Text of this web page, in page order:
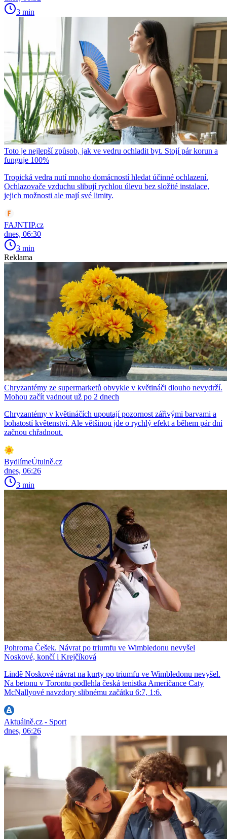
3 min
Toto je nejlepší způsob, jak ve vedru ochladit byt. Stojí pár korun a
funguje 100%
Tropická vedra nutí mnoho domácností hledat účinné ochlazení.
Ochlazovače vzduchu slibují rychlou úlevu bez složité instalace,
jejich možnosti ale mají své limity.
FAJNTIP.cz
dnes, 06:30
3 min
Reklama
Chryzantémy ze supermarketů obvykle v květináči dlouho nevydrží.
Mohou začít vadnout už po 2 dnech
Chryzantémy v květináčích upoutají pozornost zářivými barvami a
bohatostí květenství. Ale většinou jde o rychlý efekt a během pár dní
začnou chřadnout.
BydlímeÚtulně.cz
dnes, 06:26
3 min
Pohroma Češek. Návrat po triumfu ve Wimbledonu nevyšel
Noskové, končí i Krejčíková
Lindě Noskové návrat na kurty po triumfu ve Wimbledonu nevyšel.
Na betonu v Torontu podlehla česká tenistka Američance Caty
McNallyové navzdory slibnému začátku 6:7, 1:6.
Aktuálně.cz - Sport
dnes, 06:26